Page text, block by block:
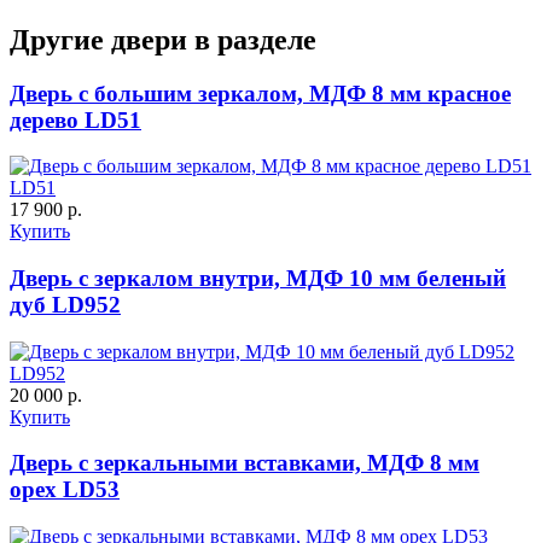
Д-37 Н
ДНТ
Другие двери в разделе
Дверь с большим зеркалом, МДФ 8 мм красное
дерево LD51
LD51
17 900 р.
Купить
Дверь с зеркалом внутри, МДФ 10 мм беленый
дуб LD952
LD952
20 000 р.
Купить
Дверь с зеркальными вставками, МДФ 8 мм
орех LD53